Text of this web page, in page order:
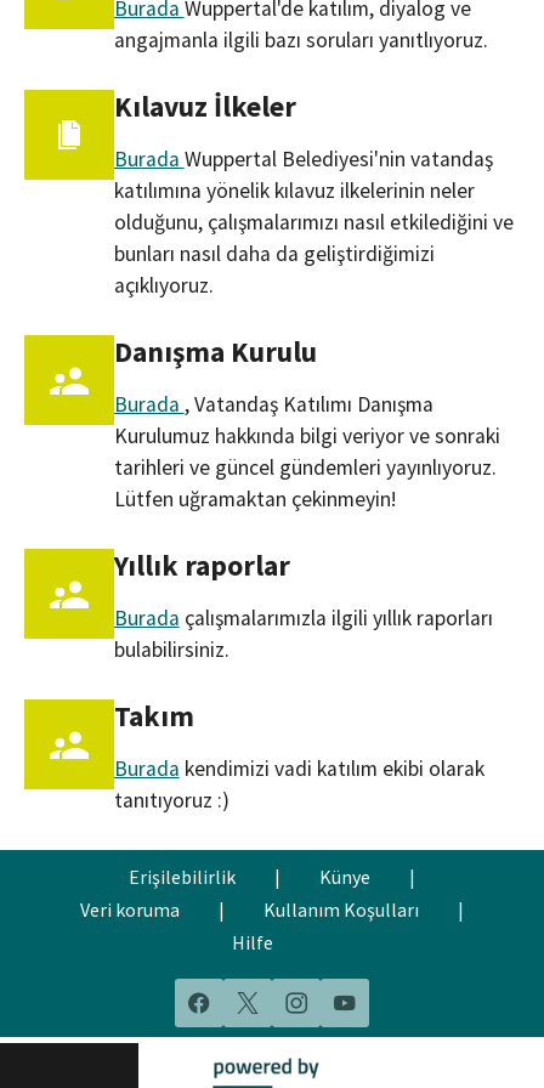
Burada Wuppertal'de katılım, diyalog ve
angajmanla ilgili bazı soruları yanıtlıyoruz.
Kılavuz İlkeler
Burada Wuppertal Belediyesi'nin vatandaş
katılımına yönelik kılavuz ilkelerinin neler
olduğunu, çalışmalarımızı nasıl etkilediğini ve
bunları nasıl daha da geliştirdiğimizi
açıklıyoruz.
Danışma Kurulu
Burada , Vatandaş Katılımı Danışma
Kurulumuz hakkında bilgi veriyor ve sonraki
tarihleri ve güncel gündemleri yayınlıyoruz.
Lütfen uğramaktan çekinmeyin!
Yıllık raporlar
Burada çalışmalarımızla ilgili yıllık raporları
bulabilirsiniz.
Takım
Burada kendimizi vadi katılım ekibi olarak
tanıtıyoruz :)
Erişilebilirlik | Künye
|
Veri koruma
| Kullanım Koşulları
|
Hilfe
Facebook
X InstagramYouTube